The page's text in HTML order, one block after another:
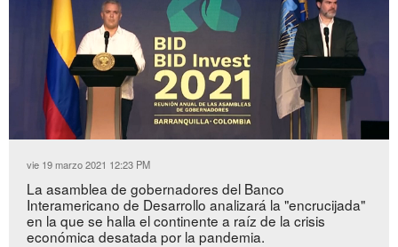
Unmute
51.57%
vie 19 marzo 2021 12:23 PM
La asamblea de gobernadores del Banco
Interamericano de Desarrollo analizará la "encrucijada"
en la que se halla el continente a raíz de la crisis
económica desatada por la pandemia.